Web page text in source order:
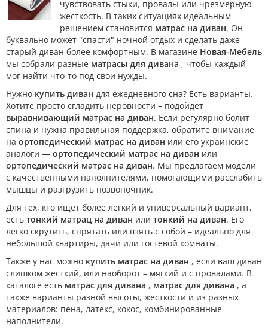
чувствовать стыки, провалы или чрезмерную
жесткость. В таких ситуациях идеальным
решением становится матрас на диван. Он
буквально может "спасти" ночной отдых и сделать даже
старый диван более комфортным. В магазине Новая-Мебель
мы собрали разные матрасы для дивана , чтобы каждый
мог найти что-то под свои нужды.
Нужно купить диван для ежедневного сна? Есть варианты.
Хотите просто сгладить неровности – подойдет
выравнивающий матрас на диван. Если регулярно болит
спина и нужна правильная поддержка, обратите внимание
на ортопедический матрас на диван или его украинские
аналоги — ортопедический матрас на диван или
ортопедический матрас на диван. Мы предлагаем модели
с качественными наполнителями, помогающими расслабить
мышцы и разгрузить позвоночник.
Для тех, кто ищет более легкий и универсальный вариант,
есть тонкий матрац на диван или тонкий на диван. Его
легко скрутить, спрятать или взять с собой – идеально для
небольшой квартиры, дачи или гостевой комнаты.
Также у нас можно купить матрас на диван , если ваш диван
слишком жесткий, или наоборот – мягкий и с провалами. В
каталоге есть матрас для дивана , матрас для дивана , а
также варианты разной высоты, жесткости и из разных
материалов: пена, латекс, кокос, комбинированные
наполнители.